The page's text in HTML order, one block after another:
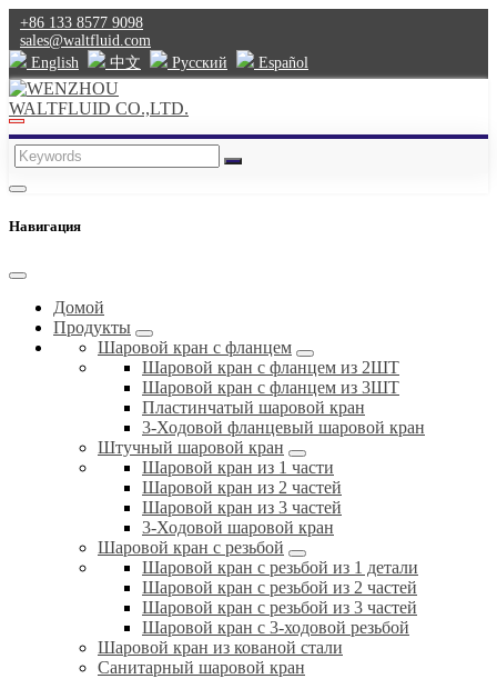
+86 133 8577 9098
sales@waltfluid.com
English
中文 Pусский Español
Навигация
Домой
Продукты
Шаровой кран с фланцем
Шаровой кран с фланцем из 2ШТ
Шаровой кран с фланцем из 3ШТ
Пластинчатый шаровой кран
3-Ходовой фланцевый шаровой кран
Штучный шаровой кран
Шаровой кран из 1 части
Шаровой кран из 2 частей
Шаровой кран из 3 частей
3-Ходовой шаровой кран
Шаровой кран с резьбой
Шаровой кран с резьбой из 1 детали
Шаровой кран с резьбой из 2 частей
Шаровой кран с резьбой из 3 частей
Шаровой кран с 3-ходовой резьбой
Шаровой кран из кованой стали
Санитарный шаровой кран